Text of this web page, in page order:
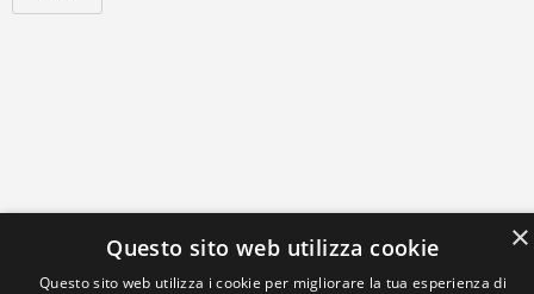
×
Questo sito web utilizza cookie
Questo sito web utilizza i cookie per migliorare la tua esperienza di